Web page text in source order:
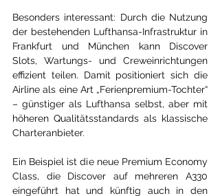
Besonders interessant: Durch die Nutzung
der bestehenden Lufthansa-Infrastruktur in
Frankfurt und München kann Discover
Slots, Wartungs- und Creweinrichtungen
effizient teilen. Damit positioniert sich die
Airline als eine Art „Ferienpremium-Tochter“
– günstiger als Lufthansa selbst, aber mit
höheren Qualitätsstandards als klassische
Charteranbieter.
Ein Beispiel ist die neue Premium Economy
Class, die Discover auf mehreren A330
eingeführt hat und künftig auch in den